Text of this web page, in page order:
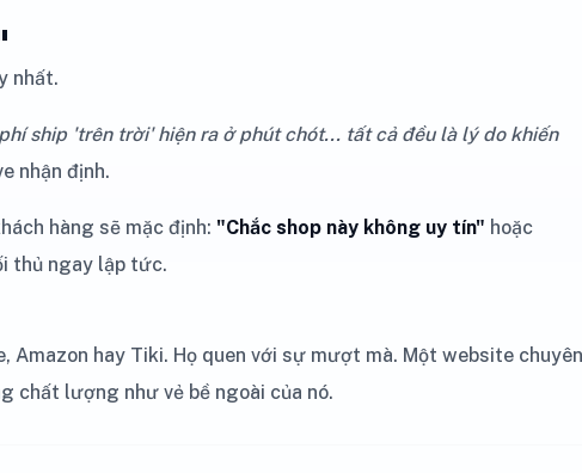
nhất.
ship 'trên trời' hiện ra ở phút chót... tất cả đều là lý do khiến
nhận định.
hàng sẽ mặc định: "Chắc shop này không uy tín" hoặc
thủ ngay lập tức.
Amazon hay Tiki. Họ quen với sự mượt mà. Một website chuyên
chất lượng như vẻ bề ngoài của nó.